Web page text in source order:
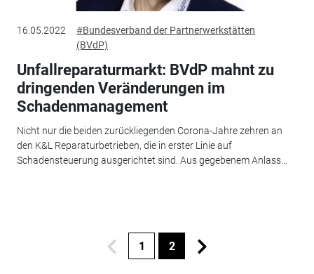
16.05.2022
#Bundesverband der Partnerwerkstätten
(BVdP)
Unfallreparaturmarkt: BVdP mahnt zu
dringenden Veränderungen im
Schadenmanagement
Nicht nur die beiden zurückliegenden Corona-Jahre zehren an
den K&L Reparaturbetrieben, die in erster Linie auf
Schadensteuerung ausgerichtet sind. Aus gegebenem Anlass...
1 2